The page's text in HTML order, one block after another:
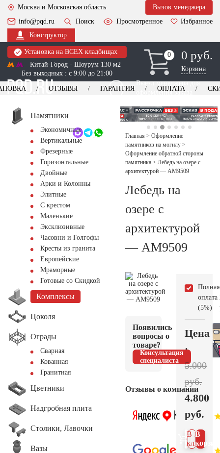
Москва и Московская область
Вызов менеджера
info@pqd.ru
Поиск Просмотренное
Избранное
Конструктор
Установка на ВСЕХ кладбищах
Китай-Город - Шоурум 130 м2
Без выходных : с 9:00 до 21:00
0
0 0 руб.
Корзина
Выезд менеджера для
оформления заказа
+7 (495) 518-44-23
Обратный звонок
ОТЗЫВЫ ГАРАНТИЯ ОПЛАТА
Памятники
Экономичные
Вертикальные
Фрезерные
Горизонтальные
Двойные
Арки и Колонны
Элитные
С крестом
Маленькие
Эксклюзивные
Часовни и Голгофы
Кресты из гранита
Европейские
Мраморные
Готовые со Скидкой
Комплексы
Цоколя
Ограды
Сварная
Кованная
Гранитная
Цветники
Надгробная плита
Столики, Лавочки
Вазы
Главная > Оформление
памятников на могилу >
Оформление обратной стороны
памятника > Лебедь на озере с
архитектурой — AM9509
Лебедь на
озере с
архитектурой
— AM9509
Появились
вопросы о
товаре?
Консультация
специалиста
Отзывы о компании
Полная
оплата
(5%)
Цена
:
5.000
руб.
4.800
руб.
В
В 1
клик